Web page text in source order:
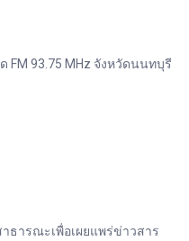
FM 93.75 MHz จังหวัดนนทบุรี
ธารณะเพื่อเผยแพร่ข่าวสาร